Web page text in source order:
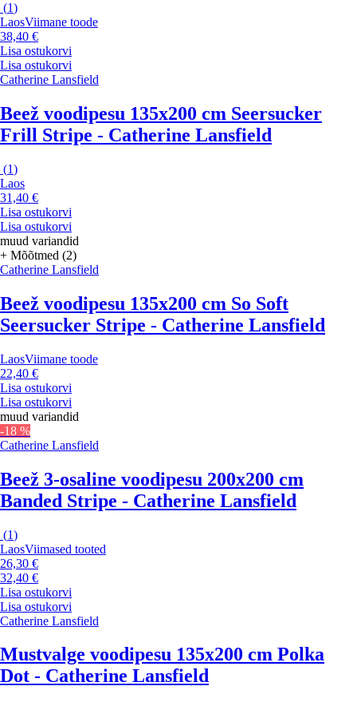
(1)
LaosViimane toode
38,40 €
Lisa ostukorvi
Lisa ostukorvi
Catherine Lansfield
Beež voodipesu 135x200 cm Seersucker
Frill Stripe - Catherine Lansfield
(1)
Laos
31,40 €
Lisa ostukorvi
Lisa ostukorvi
muud variandid
+ Mõõtmed (2)
Catherine Lansfield
Beež voodipesu 135x200 cm So Soft
Seersucker Stripe - Catherine Lansfield
LaosViimane toode
22,40 €
Lisa ostukorvi
Lisa ostukorvi
muud variandid
-18 %
Catherine Lansfield
Beež 3-osaline voodipesu 200x200 cm
Banded Stripe - Catherine Lansfield
(1)
LaosViimased tooted
26,30 €
32,40 €
Lisa ostukorvi
Lisa ostukorvi
Catherine Lansfield
Mustvalge voodipesu 135x200 cm Polka
Dot - Catherine Lansfield